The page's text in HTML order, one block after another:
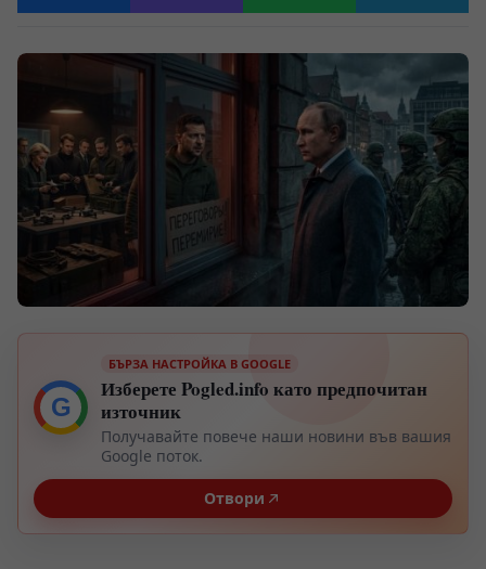
G
БЪРЗА НАСТРОЙКА В GOOGLE
Изберете Pogled.info като предпочитан
източник
Получавайте повече наши новини във вашия
Google поток.
Отвори